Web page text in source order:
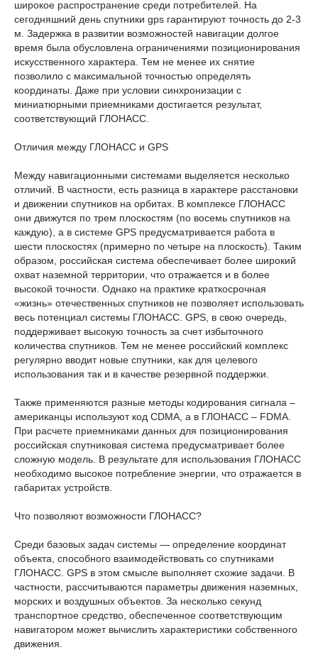
широкое распространение среди потребителей. На
сегодняшний день спутники gps гарантируют точность до 2-3
м. Задержка в развитии возможностей навигации долгое
время была обусловлена ограничениями позиционирования
искусственного характера. Тем не менее их снятие
позволило с максимальной точностью определять
координаты. Даже при условии синхронизации с
миниатюрными приемниками достигается результат,
соответствующий ГЛОНАСС.
Отличия между ГЛОНАСС и GPS
Между навигационными системами выделяется несколько
отличий. В частности, есть разница в характере расстановки
и движении спутников на орбитах. В комплексе ГЛОНАСС
они движутся по трем плоскостям (по восемь спутников на
каждую), а в системе GPS предусматривается работа в
шести плоскостях (примерно по четыре на плоскость). Таким
образом, российская система обеспечивает более широкий
охват наземной территории, что отражается и в более
высокой точности. Однако на практике краткосрочная
«жизнь» отечественных спутников не позволяет использовать
весь потенциал системы ГЛОНАСС. GPS, в свою очередь,
поддерживает высокую точность за счет избыточного
количества спутников. Тем не менее российский комплекс
регулярно вводит новые спутники, как для целевого
использования так и в качестве резервной поддержки.
Также применяются разные методы кодирования сигнала –
американцы используют код CDMA, а в ГЛОНАСС – FDMA.
При расчете приемниками данных для позиционирования
российская спутниковая система предусматривает более
сложную модель. В результате для использования ГЛОНАСС
необходимо высокое потребление энергии, что отражается в
габаритах устройств.
Что позволяют возможности ГЛОНАСС?
Среди базовых задач системы — определение координат
объекта, способного взаимодействовать со спутниками
ГЛОНАСС. GPS в этом смысле выполняет схожие задачи. В
частности, рассчитываются параметры движения наземных,
морских и воздушных объектов. За несколько секунд
транспортное средство, обеспеченное соответствующим
навигатором может вычислить характеристики собственного
движения.